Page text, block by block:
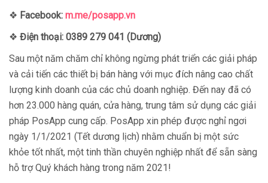
❖ Facebook: m.me/posapp.vn
❖ Điện thoại: 0389 279 041 (Dương)
Sau một năm chăm chỉ không ngừng phát triển các giải pháp
và cải tiến các thiết bị bán hàng với mục đích nâng cao chất
lượng kinh doanh của các chủ doanh nghiệp. Đến nay đã có
hơn 23.000 hàng quán, cửa hàng, trung tâm sử dụng các giải
pháp PosApp cung cấp. PosApp xin phép được nghỉ ngơi
ngày 1/1/2021 (Tết dương lịch) nhằm chuẩn bị một sức
khỏe tốt nhất, một tinh thần chuyên nghiệp nhất để sẵn sàng
hỗ trợ Quý khách hàng trong năm 2021!